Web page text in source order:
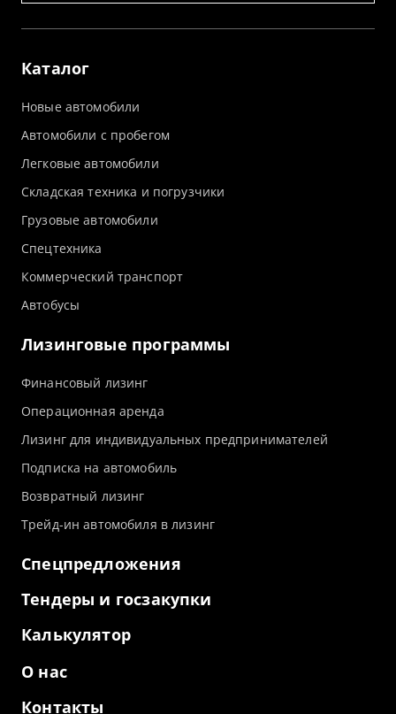
Каталог
Новые автомобили
Автомобили с пробегом
Легковые автомобили
Складская техника и погрузчики
Грузовые автомобили
Спецтехника
Коммерческий транспорт
Автобусы
Лизинговые программы
Финансовый лизинг
Операционная аренда
Лизинг для индивидуальных предпринимателей
Подписка на автомобиль
Возвратный лизинг
Трейд-ин автомобиля в лизинг
Спецпредложения
Тендеры и госзакупки
Калькулятор
О нас
Контакты